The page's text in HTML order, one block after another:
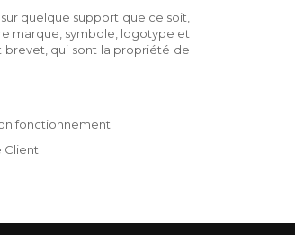
quelque support que ce soit,
marque, symbole, logotype et
brevet, qui sont la propriété de
fonctionnement.